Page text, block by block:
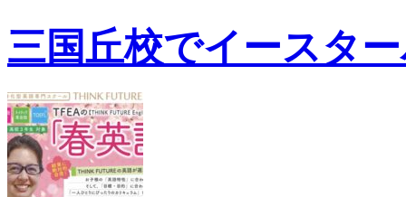
三国丘校でイースタ